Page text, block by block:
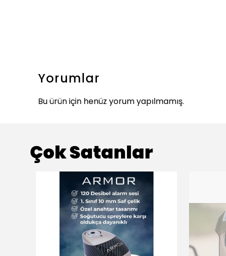
Yorumlar
Bu ürün için henüz yorum yapılmamış.
Çok Satanlar